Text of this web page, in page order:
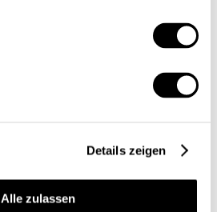
Details zeigen
Alle zulassen